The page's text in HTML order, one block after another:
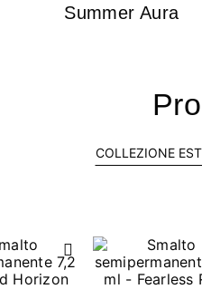
Summer Aura
COLLEZIONE